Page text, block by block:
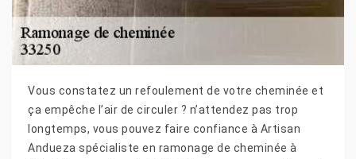
Vous constatez un refoulement de votre cheminée et
ça empêche l’air de circuler ? n’attendez pas trop
longtemps, vous pouvez faire confiance à Artisan
Andueza spécialiste en ramonage de cheminée à